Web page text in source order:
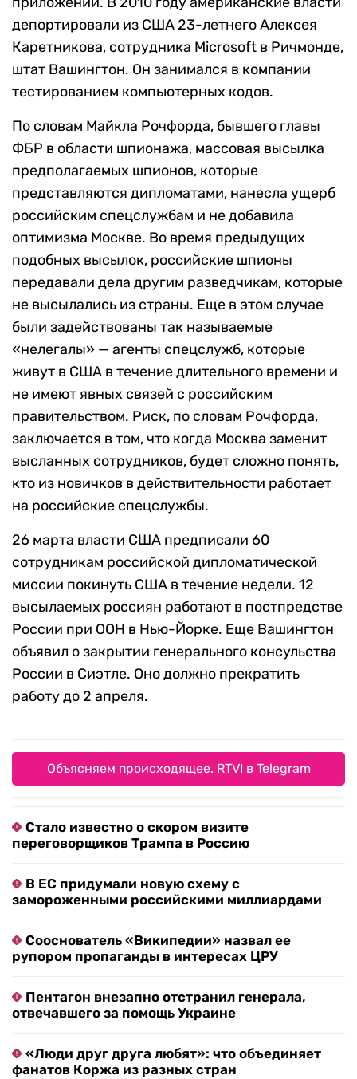
депортировали из США 23-летнего Алексея
Каретникова, сотрудника Microsoft в Ричмонде,
штат Вашингтон. Он занимался в компании
тестированием компьютерных кодов.
По словам Майкла Рочфорда, бывшего главы
ФБР в области шпионажа, массовая высылка
предполагаемых шпионов, которые
представляются дипломатами, нанесла ущерб
российским спецслужбам и не добавила
оптимизма Москве. Во время предыдущих
подобных высылок, российские шпионы
передавали дела другим разведчикам, которые
не высылались из страны. Еще в этом случае
были задействованы так называемые
«нелегалы» — агенты спецслужб, которые
живут в США в течение длительного времени и
не имеют явных связей с российским
правительством. Риск, по словам Рочфорда,
заключается в том, что когда Москва заменит
высланных сотрудников, будет сложно понять,
кто из новичков в действительности работает
на российские спецслужбы.
26 марта власти США предписали 60
сотрудникам российской дипломатической
миссии покинуть США в течение недели. 12
высылаемых россиян работают в постпредстве
России при ООН в Нью-Йорке. Еще Вашингтон
объявил о закрытии генерального консульства
России в Сиэтле. Оно должно прекратить
работу до 2 апреля.
Объясняем происходящее. RTVI в Telegram
Стало известно о скором визите
переговорщиков Трампа в Россию
В ЕС придумали новую схему с
замороженными российскими миллиардами
Сооснователь «Википедии» назвал ее
рупором пропаганды в интересах ЦРУ
Пентагон внезапно отстранил генерала,
отвечавшего за помощь Украине
«Люди друг друга любят»: что объединяет
фанатов Коржа из разных стран